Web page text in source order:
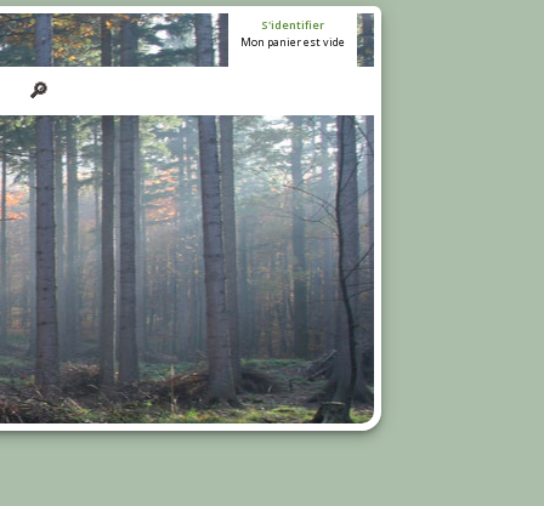
S'identifier
Mon panier est vide
🔎